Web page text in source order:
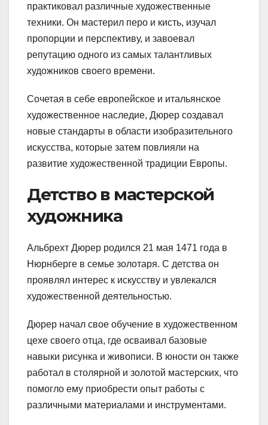
практиковал различные художественные
техники. Он мастерил перо и кисть, изучал
пропорции и перспективу, и завоевал
репутацию одного из самых талантливых
художников своего времени.
Сочетая в себе европейское и итальянское
художественное наследие, Дюрер создавал
новые стандарты в области изобразительного
искусства, которые затем повлияли на
развитие художественной традиции Европы.
Детство в мастерской
художника
Альбрехт Дюрер родился 21 мая 1471 года в
Нюрнберге в семье золотаря. С детства он
проявлял интерес к искусству и увлекался
художественной деятельностью.
Дюрер начал свое обучение в художественном
цехе своего отца, где осваивал базовые
навыки рисунка и живописи. В юности он также
работал в столярной и золотой мастерских, что
помогло ему приобрести опыт работы с
различными материалами и инструментами.